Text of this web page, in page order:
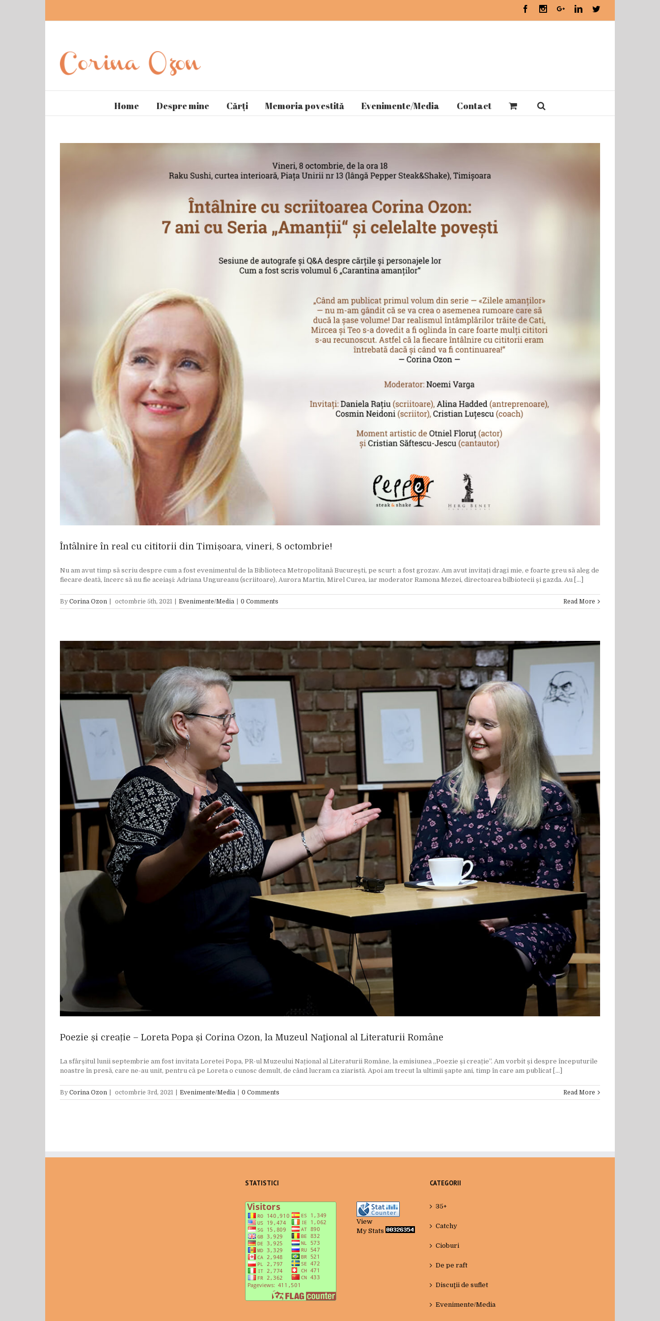
FacebookInstagramGoogle+LinkedinTwitter
Home Despre mine Cărți Memoria povestită Evenimente/Media Contact
Întâlnire în real cu cititorii din Timișoara, vineri, 8 octombrie!
Nu am avut timp să scriu despre cum a fost evenimentul de la Biblioteca Metropolitană București, pe scurt: a fost grozav. Am avut invitați dragi mie, e foarte greu să aleg de
fiecare deată, încerc să nu fie aceiași: Adriana Ungureanu (scriitoare), Aurora Martin, Mirel Curea, iar moderator Ramona Mezei, directoarea bilbiotecii și gazda. Au [...]
By Corina Ozon octombrie 5th, 2021 Evenimente/Media 0 Comments Read More
Poezie și creație – Loreta Popa și Corina Ozon, la Muzeul Naţional al Literaturii Române
La sfârșitul lunii septembrie am fost invitata Loretei Popa, PR-ul Muzeului Național al Literaturii Române, la emisiunea „Poezie și creație”. Am vorbit și despre începuturile
noastre în presă, care ne-au unit, pentru că pe Loreta o cunosc demult, de când lucram ca ziaristă. Apoi am trecut la ultimii șapte ani, timp în care am publicat [...]
By Corina Ozon octombrie 3rd, 2021 Evenimente/Media 0 Comments Read More
STATISTICI
View
My Stats
CATEGORII
35+
Catchy
Cioburi
De pe raft
Discuţii de suflet
Evenimente/Media